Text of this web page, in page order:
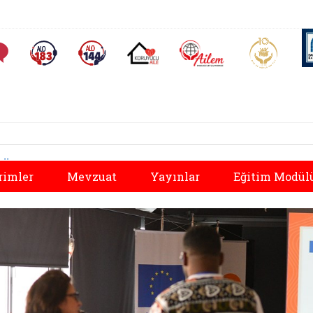
Sıkça Sorulan SorularAlo 183 (yeni sekmede açılır)Alo 144 (yeni sekmede açılır)Koruyucu Aile (yeni sekmede açılır)
AİLEM İletişim Aile ve
Mevzuat Yayınlar Eğitim